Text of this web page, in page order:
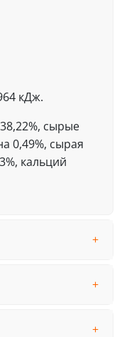
кДж.
сырые
0,49%, сырая
кальций